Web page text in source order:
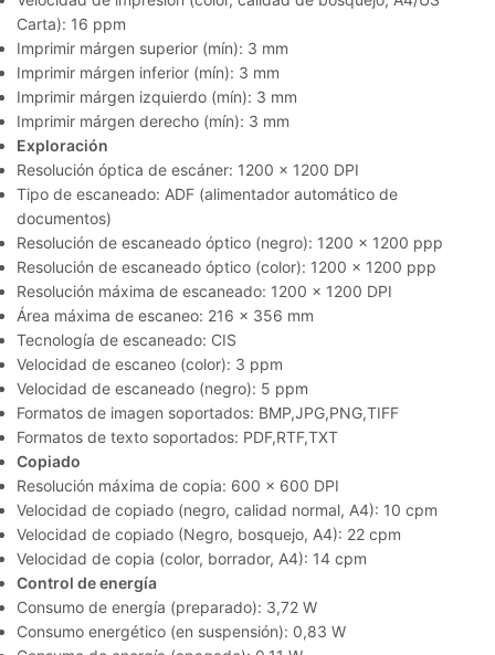
Carta): 16 ppm
Imprimir márgen superior (mín): 3 mm
Imprimir márgen inferior (mín): 3 mm
Imprimir márgen izquierdo (mín): 3 mm
Imprimir márgen derecho (mín): 3 mm
Exploración
Resolución óptica de escáner: 1200 x 1200 DPI
Tipo de escaneado: ADF (alimentador automático de
documentos)
Resolución de escaneado óptico (negro): 1200 x 1200 ppp
Resolución de escaneado óptico (color): 1200 x 1200 ppp
Resolución máxima de escaneado: 1200 x 1200 DPI
Área máxima de escaneo: 216 x 356 mm
Tecnología de escaneado: CIS
Velocidad de escaneo (color): 3 ppm
Velocidad de escaneado (negro): 5 ppm
Formatos de imagen soportados: BMP,JPG,PNG,TIFF
Formatos de texto soportados: PDF,RTF,TXT
Copiado
Resolución máxima de copia: 600 x 600 DPI
Velocidad de copiado (negro, calidad normal, A4): 10 cpm
Velocidad de copiado (Negro, bosquejo, A4): 22 cpm
Velocidad de copia (color, borrador, A4): 14 cpm
Control de energía
Consumo de energía (preparado): 3,72 W
Consumo energético (en suspensión): 0,83 W